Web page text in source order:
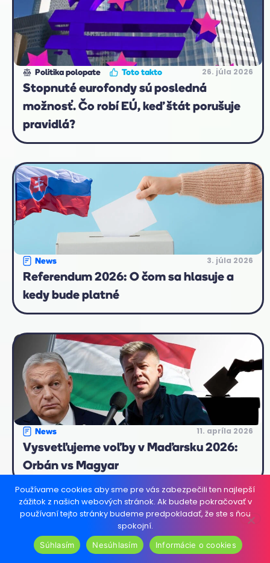
Politika polopate Toto takto 26. júla 2026
Stopnuté eurofondy sú posledná
možnosť. Čo robí EÚ, keď štát porušuje
pravidlá?
News 3. júla 2026
Referendum 2026: O čom sa hlasuje a
kedy bude platné
News 11. apríla 2026
Vysvetľujeme voľby v Maďarsku 2026:
Orbán vs Magyar
Používame cookies aby sme pre vás zabezpečili ten najlepší
zážitok z našich webových stránok. Ak budete pokračovať v
používaní tejto stránky budeme predpokladať, že ste s ňou
spokojní.
Súhlasím Nesúhlasím Informácie o cookies